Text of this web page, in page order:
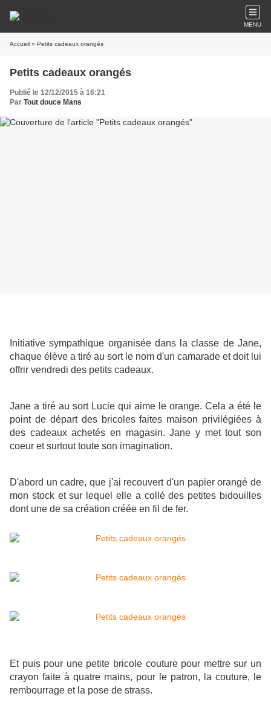
MENU
Accueil » Petits cadeaux orangés
Petits cadeaux orangés
Publié le 12/12/2015 à 16:21
Par Tout douce Mans
Initiative sympathique organisée dans la classe de Jane,
chaque élève a tiré au sort le nom d'un camarade et doit lui
offrir vendredi des petits cadeaux.
Jane a tiré au sort Lucie qui aime le orange. Cela a été le
point de départ des bricoles faites maison privilégiées à
des cadeaux achetés en magasin. Jane y met tout son
coeur et surtout toute son imagination.
D'abord un cadre, que j'ai recouvert d'un papier orangé de
mon stock et sur lequel elle a collé des petites bidouilles
dont une de sa création créée en fil de fer.
Et puis pour une petite bricole couture pour mettre sur un
crayon faite à quatre mains, pour le patron, la couture, le
rembourrage et la pose de strass.